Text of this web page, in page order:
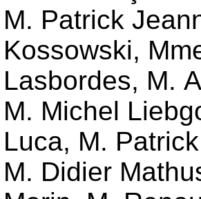
M. Patrick
Kossowski,
Lasbordes, M.
M. Michel
Luca, M.
M. Didier